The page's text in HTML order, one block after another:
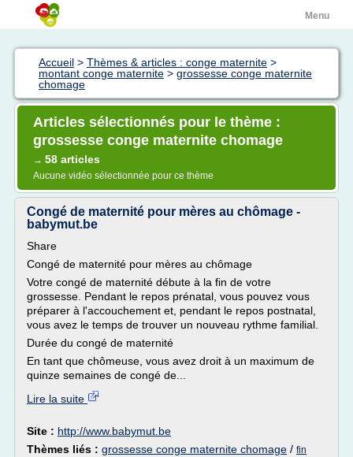
Menu
Accueil > Thèmes & articles : conge maternite >
montant conge maternite > grossesse conge maternite
chomage
Articles sélectionnés pour le thème :
grossesse conge maternite chomage
→ 58 articles
Aucune vidéo sélectionnée pour ce thème
Congé de maternité pour mères au chômage -
babymut.be
Share
Congé de maternité pour mères au chômage
Votre congé de maternité débute à la fin de votre
grossesse. Pendant le repos prénatal, vous pouvez vous
préparer à l'accouchement et, pendant le repos postnatal,
vous avez le temps de trouver un nouveau rythme familial.
Durée du congé de maternité
En tant que chômeuse, vous avez droit à un maximum de
quinze semaines de congé de...
Lire la suite
Site : http://www.babymut.be
Thèmes liés : grossesse conge maternite chomage / fin